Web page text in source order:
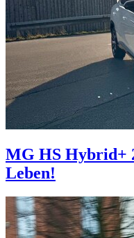
MG HS Hybrid+
Leben!